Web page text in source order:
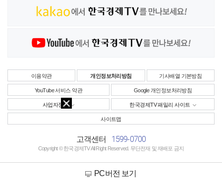
이용약관 개인정보처리방침 기사배열 기본방침
YouTube 서비스 약관 Google 개인정보처리방침
사업자정보 한국경제TV 패밀리 사이트
사이트맵
고객센터 1599-0700
Copyright © 한국경제TV All Right Reserved. 무단전재 및 재배포 금지
PC버전 보기